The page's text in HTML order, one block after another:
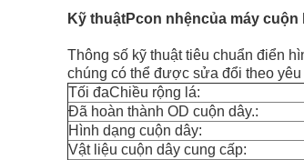
Kỹ thuậtPcon nhệncủa máy cuộn
Thông số kỹ thuật tiêu chuẩn điển
chúng có thể được sửa đổi theo yêu
Tối đaChiều rộng lá:
Đã hoàn thành OD cuộn dây.:
Hình dạng cuộn dây:
Vật liệu cuộn dây cung cấp: